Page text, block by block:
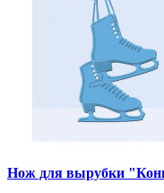
Нож для вырубки